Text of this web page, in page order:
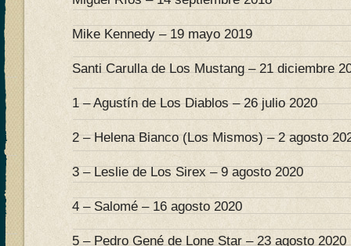
Mike Kennedy – 19 mayo 2019
Santi Carulla de Los Mustang – 21 diciembre
1 – Agustín de Los Diablos – 26 julio 2020
2 – Helena Bianco (Los Mismos) – 2 agosto
3 – Leslie de Los Sirex – 9 agosto 2020
4 – Salomé – 16 agosto 2020
5 – Pedro Gené de Lone Star – 23 agosto 2020